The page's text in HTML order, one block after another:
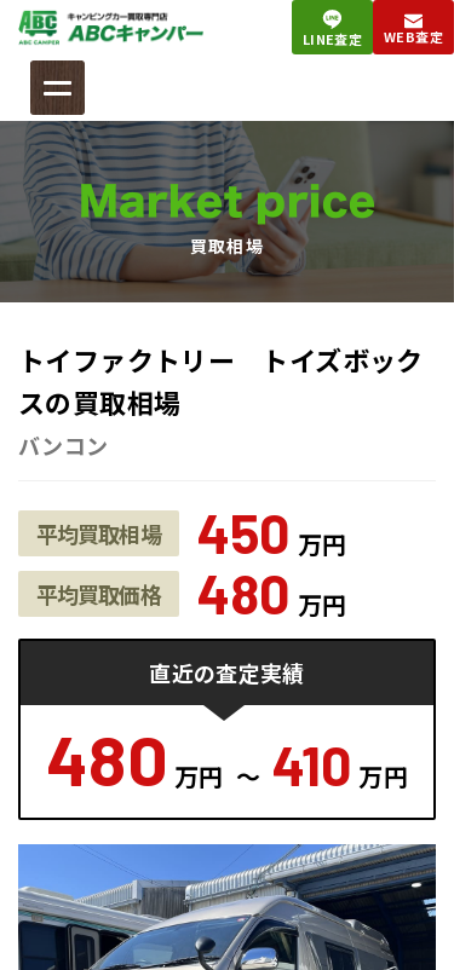
キ
ッ
プ
LINE査定 WEB査定
Market price
買取相場
トイファクトリー トイズボック
スの買取相場
バンコン
平均買取相場 450 万円
平均買取価格 480 万円
直近の査定実績
480 万円 ～ 410 万円